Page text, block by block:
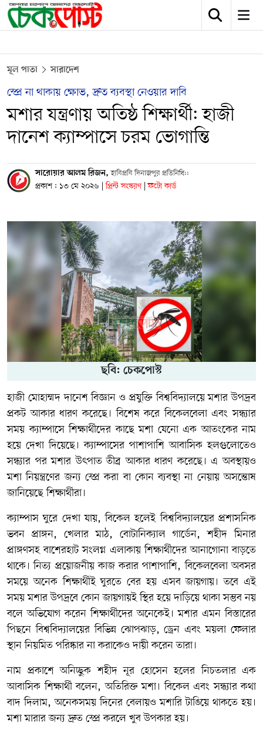
মূল পাতা সারাদেশ
স্প্রে না থাকায় ক্ষোভ, দ্রুত ব্যবস্থা নেওয়ার দাবি
মশার যন্ত্রণায় অতিষ্ঠ শিক্ষার্থী: হাজী
দানেশ ক্যাম্পাসে চরম ভোগান্তি
সারোয়ার আলম রিজন,হাবিপ্রবি দিনাজপুর প্রতিনিধি::
প্রকাশ : ১৩ মে ২০২৬ | প্রিন্ট সংস্করণ | ফটো কার্ড
ছবি: চেকপোস্ট
হাজী মোহাম্মদ দানেশ বিজ্ঞান ও প্রযুক্তি বিশ্ববিদ্যালয়ে মশার উপদ্রব
প্রকট আকার ধারণ করেছে। বিশেষ করে বিকেলবেলা এবং সন্ধ্যার
সময় ক্যাম্পাসে শিক্ষার্থীদের কাছে মশা যেনো এক আতংকের নাম
হয়ে দেখা দিয়েছে। ক্যাম্পাসের পাশাপাশি আবাসিক হলগুলোতেও
সন্ধ্যার পর মশার উৎপাত তীব্র আকার ধারণ করেছে। এ অবস্থায়ও
মশা নিয়ন্ত্রণের জন্য স্প্রে করা বা কোন ব্যবস্থা না নেয়ায় অসন্তোষ
জানিয়েছে শিক্ষার্থীরা।
ক্যাম্পাস ঘুরে দেখা যায়, বিকেল হলেই বিশ্ববিদ্যালয়ের প্রশাসনিক
ভবন প্রাঙ্গন, খেলার মাঠ, বোটানিক্যাল গার্ডেন, শহীদ মিনার
প্রাঙ্গণসহ বাশেরহাট সংলগ্ন এলাকায় শিক্ষার্থীদের আনাগোনা বাড়তে
থাকে। নিত্য প্রয়োজনীয় কাজ করার পাশাপাশি, বিকেলবেলা অবসর
সময়ে অনেক শিক্ষার্থীই ঘুরতে বের হয় এসব জায়গায়। তবে এই
সময় মশার উপদ্রবে কোন জায়গায়ই স্থির হয়ে দাড়িয়ে থাকা সম্ভব নয়
বলে অভিযোগ করেন শিক্ষার্থীদের অনেকেই। মশার এমন বিস্তারের
পিছনে বিশ্ববিদ্যালয়ের বিভিন্ন ঝোপঝাড়, ড্রেন এবং ময়লা ফেলার
স্থান নিয়মিত পরিষ্কার না করাকেও দায়ী করেন তারা।
নাম প্রকাশে অনিচ্ছুক শহীদ নূর হোসেন হলের নিচতলার এক
আবাসিক শিক্ষার্থী বলেন, অতিরিক্ত মশা। বিকেল এবং সন্ধ্যার কথা
বাদ দিলাম, অনেকসময় দিনের বেলায়ও মশারি টাঙিয়ে থাকতে হয়।
মশা মারার জন্য দ্রুত স্প্রে করলে খুব উপকার হয়।